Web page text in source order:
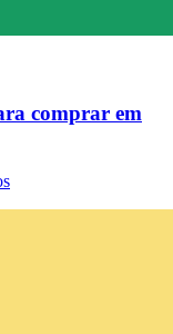
comprar em